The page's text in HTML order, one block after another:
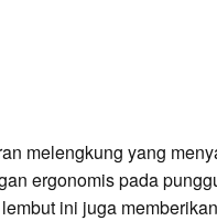
melengkung yang
ergonomis pada
ini juga